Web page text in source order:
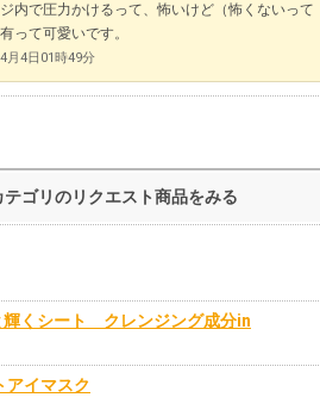
内で圧力かけるって、怖いけど（怖くないっ
って可愛いです。
月4日01時49分
ゴリのリクエスト商品をみる
くシート クレンジング成分in
アイマスク